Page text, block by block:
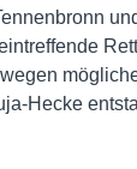
Hecke